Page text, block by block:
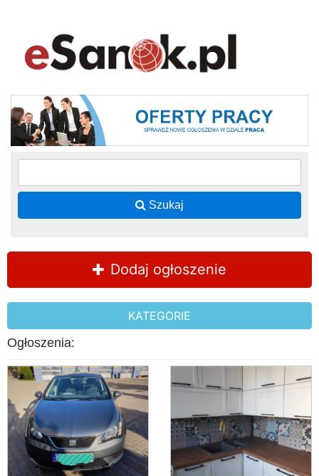
Szukaj
Dodaj ogłoszenie
KATEGORIE
Ogłoszenia: